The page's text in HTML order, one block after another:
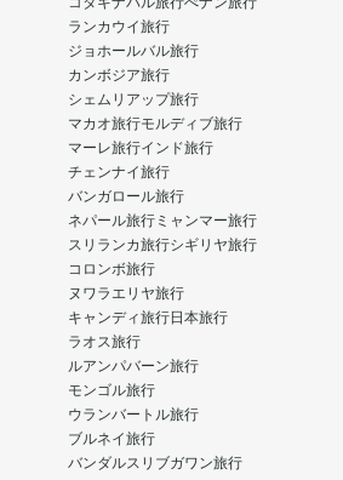
ランカウイ旅行
ジョホールバル旅行
カンボジア旅行
シェムリアップ旅行
マカオ旅行モルディブ旅行
マーレ旅行インド旅行
チェンナイ旅行
バンガロール旅行
ネパール旅行 ミャンマー旅行
スリランカ旅行シギリヤ旅行
コロンボ旅行
ヌワラエリヤ旅行
キャンディ旅行日本旅行
ラオス旅行
ルアンパバーン旅行
モンゴル旅行
ウランバートル旅行
ブルネイ旅行
バンダルスリブガワン旅行